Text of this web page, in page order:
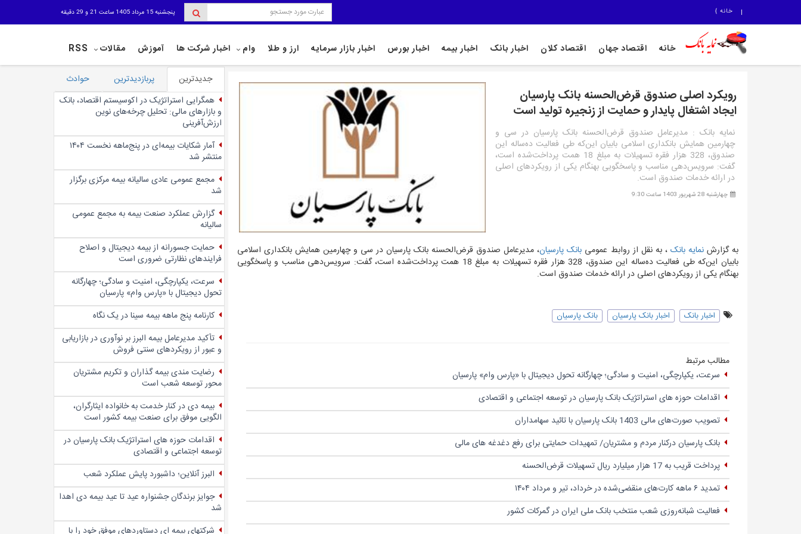
خانه } پنجشنبه 15 مرداد 1405 ساعت 21 و 29 دقیقه
خانه اقتصاد جهان اقتصاد کلان اخبار بانک اخبار بیمه اخبار بورس اخبار بازار سرمایه ارز و طلا وام اخبار شرکت ها آموزش مقالات RSS
رویکرد اصلی صندوق قرض‌الحسنه بانک پارسیان
ایجاد اشتغال پایدار و حمایت از زنجیره تولید است
نمایه بانک : مدیرعامل صندوق قرض‌الحسنه بانک پارسیان در سی و
چهارمین همایش بانکداری اسلامی بابیان این‌که طی فعالیت ده‌ساله این
صندوق، 328 هزار فقره تسهیلات به مبلغ 18 همت پرداخت‌شده است،
گفت: سرویس‌دهی مناسب و پاسخگویی بهنگام یکی از رویکردهای اصلی
در ارائه خدمات صندوق است.
چهارشنبه 28 شهریور 1403 ساعت 9:30
به گزارش نمایه بانک ، به نقل از روابط عمومی بانک پارسیان، مدیرعامل صندوق قرض‌الحسنه بانک پارسیان در سی و چهارمین همایش بانکداری اسلامی
بابیان این‌که طی فعالیت ده‌ساله این صندوق، 328 هزار فقره تسهیلات به مبلغ 18 همت پرداخت‌شده است، گفت: سرویس‌دهی مناسب و پاسخگویی
بهنگام یکی از رویکردهای اصلی در ارائه خدمات صندوق است.
اخبار بانک اخبار بانک پارسیان بانک پارسیان
مطالب مرتبط
سرعت، یکپارچگی، امنیت و سادگی؛ چهار‌گانه تحول دیجیتال با «پارس وام» پارسیان
اقدامات حوزه های استراتژیک بانک پارسیان در توسعه اجتماعی و اقتصادی
تصویب صورت‌های مالی 1403 بانک پارسیان با تائید سهامداران
بانک پارسیان درکنار مردم و مشتریان/ تمهیدات حمایتی برای رفع دغدغه های مالی
پرداخت قریب به 17 هزار میلیارد ریال تسهیلات قرض‌الحسنه
تمدید ۶ ماهه کارت‌های منقضی‌شده در خرداد، تیر و مرداد ۱۴۰۴
فعالیت شبانه‌روزی شعب منتخب بانک ملی ایران در گمرکات کشور
جدیدترین پربازدیدترین
حوادث
همگرایی استراتژیک در اکوسیستم اقتصاد، بانک
و بازارهای مالی: تحلیل چرخه‌های نوین
ارزش‌آفرینی
آمار شکایات بیمه‌ای در پنج‌‌ماهه نخست ۱۴۰۴
منتشر شد
مجمع عمومی عادی سالیانه بیمه مرکزی برگزار
شد
گزارش عملکرد صنعت بیمه به مجمع عمومی
سالیانه
حمایت جسورانه از بیمه دیجیتال و اصلاح
فرایندهای نظارتی ضروری است
سرعت، یکپارچگی، امنیت و سادگی؛ چهار‌گانه
تحول دیجیتال با «پارس وام» پارسیان
کارنامه پنج ماهه بیمه سینا در یک نگاه
تأکید مدیرعامل بیمه البرز بر نوآوری در بازاریابی
و عبور از رویکردهای سنتی فروش
رضایت مندی بیمه گذاران و تکریم مشتریان
محور توسعه شعب است
بیمه دی در کنار خدمت به خانواده ایثارگران،
الگویی موفق برای صنعت بیمه کشور است
اقدامات حوزه های استراتژیک بانک پارسیان در
توسعه اجتماعی و اقتصادی
البرز آنلاین؛ داشبورد پایش عملکرد شعب
جوایز برندگان جشنواره عید تا عید بیمه دی اهدا
شد
شرکتهای بیمه ای دستاوردهای موفق خود را با